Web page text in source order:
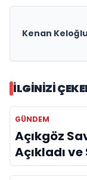
Kenan
İLGINIZI
GÜNDEM
Açıkgöz
Açıkladı
Vurgusu